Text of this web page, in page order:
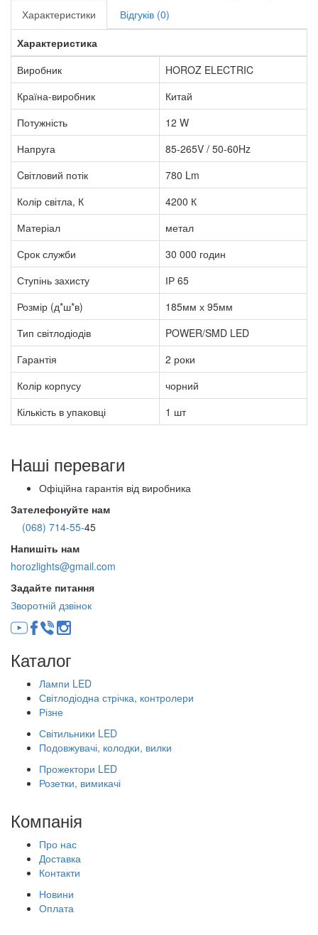
Характеристики
Відгуків (0)
Характеристика
Виробник
HOROZ ELECTRIC
Країна-виробник
Китай
Потужність
12 W
Напруга
85-265V / 50-60Hz
Cвітловий потік
780 Lm
Колір світла, К
4200 К
Матеріал
метал
Срок служби
30 000 годин
Ступінь захисту
ІР 65
Розмір (д*ш*в)
185мм х 95мм
Тип світлодіодів
POWER/SMD LED
Гарантія
2 роки
Колір корпусу
чорний
Кількість в упаковці
1 шт
Наші переваги
Офіційна гарантія від виробника
Зателефонуйте нам
(068) 714-55-45
Напишіть нам
horozlights@gmail.com
Задайте питання
Зворотній дзвінок
Каталог
Лампи LED
Світлодіодна стрічка, контролери
Різне
Світильники LED
Подовжувачі, колодки, вилки
Прожектори LED
Розетки, вимикачі
Компанія
Про нас
Доставка
Контакти
Новини
Оплата